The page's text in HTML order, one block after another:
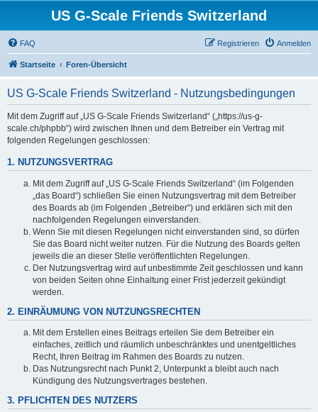
US G-Scale Friends Switzerland
FAQ Anmelden
Registrieren
Startseite Foren-Übersicht
US G-Scale Friends Switzerland - Nutzungsbedingungen
Mit dem Zugriff auf „US G-Scale Friends Switzerland“ („https://us-g-
scale.ch/phpbb“) wird zwischen Ihnen und dem Betreiber ein Vertrag mit
folgenden Regelungen geschlossen:
1. NUTZUNGSVERTRAG
Mit dem Zugriff auf „US G-Scale Friends Switzerland“ (im Folgenden
„das Board“) schließen Sie einen Nutzungsvertrag mit dem Betreiber
des Boards ab (im Folgenden „Betreiber“) und erklären sich mit den
nachfolgenden Regelungen einverstanden.
Wenn Sie mit diesen Regelungen nicht einverstanden sind, so dürfen
Sie das Board nicht weiter nutzen. Für die Nutzung des Boards gelten
jeweils die an dieser Stelle veröffentlichten Regelungen.
Der Nutzungsvertrag wird auf unbestimmte Zeit geschlossen und kann
von beiden Seiten ohne Einhaltung einer Frist jederzeit gekündigt
werden.
2. EINRÄUMUNG VON NUTZUNGSRECHTEN
Mit dem Erstellen eines Beitrags erteilen Sie dem Betreiber ein
einfaches, zeitlich und räumlich unbeschränktes und unentgeltliches
Recht, Ihren Beitrag im Rahmen des Boards zu nutzen.
Das Nutzungsrecht nach Punkt 2, Unterpunkt a bleibt auch nach
Kündigung des Nutzungsvertrages bestehen.
3. PFLICHTEN DES NUTZERS